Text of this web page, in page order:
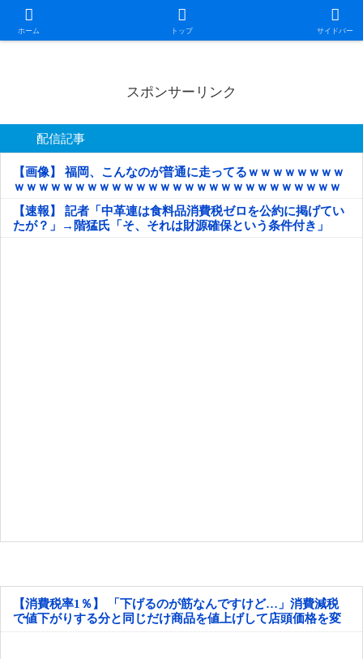
ホーム トップ サイドバー
日本第一！ニュース録
スポンサーリンク
配信記事
【画像】 福岡、こんなのが普通に走ってるｗｗｗｗｗｗｗｗ
ｗｗｗｗｗｗｗｗｗｗｗｗｗｗｗｗｗｗｗｗｗｗｗｗｗｗｗ
ｗｗｗｗｗ
【速報】 記者「中革連は食料品消費税ゼロを公約に掲げてい
たが？」→階猛氏「そ、それは財源確保という条件付き」
【消費税率1％】 「下げるのが筋なんですけど…」消費減税
で値下がりする分と同じだけ商品を値上げして店頭価格を変
えない店も